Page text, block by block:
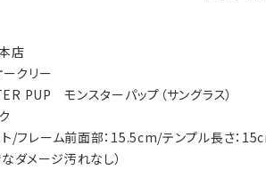
店
クリー
PUP モンスターパップ（サングラス）
ト/フレーム前面部：15.5cm/テンプル長さ：
ダメージ汚れなし）